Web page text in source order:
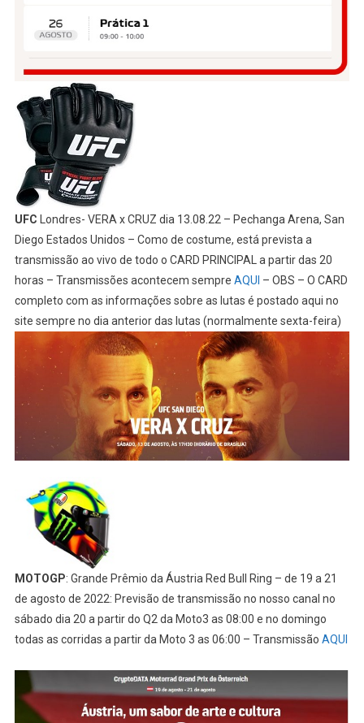
UFC Londres- VERA x CRUZ dia 13.08.22 – Pechanga Arena, San
Diego Estados Unidos – Como de costume, está prevista a
transmissão ao vivo de todo o CARD PRINCIPAL a partir das 20
horas – Transmissões acontecem sempre AQUI – OBS – O CARD
completo com as informações sobre as lutas é postado aqui no
site sempre no dia anterior das lutas (normalmente sexta-feira)
MOTOGP: Grande Prêmio da Áustria Red Bull Ring – de 19 a 21
de agosto de 2022: Previsão de transmissão no nosso canal no
sábado dia 20 a partir do Q2 da Moto3 as 08:00 e no domingo
todas as corridas a partir da Moto 3 as 06:00 – Transmissão AQUI